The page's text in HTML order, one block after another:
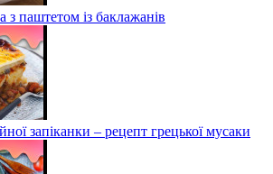
з паштетом із баклажанів
запіканки – рецепт грецької мусаки